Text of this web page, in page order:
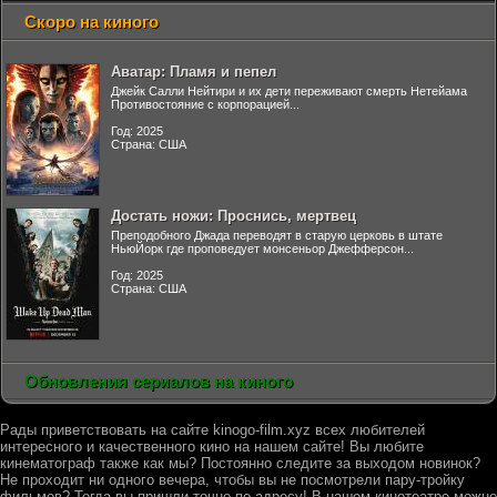
Скоро на киного
Аватар: Пламя и пепел
Джейк Салли Нейтири и их дети переживают смерть Нетейама
Противостояние с корпорацией...
Год: 2025
Страна: США
Достать ножи: Проснись, мертвец
Преподобного Джада переводят в старую церковь в штате
НьюЙорк где проповедует монсеньор Джефферсон...
Год: 2025
Страна: США
Обновления сериалов на киного
Рады приветствовать на сайте kinogo-film.xyz всех любителей
интересного и качественного кино на нашем сайте! Вы любите
кинематограф также как мы? Постоянно следите за выходом новинок?
Не проходит ни одного вечера, чтобы вы не посмотрели пару-тройку